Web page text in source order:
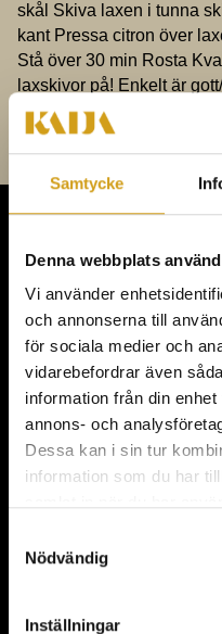
Samtycke
Denna webbplats
Vi använder
och annonserna till
för sociala medier och
vidarebefordrar även
information från din
annons- och
Dessa kan i sin tur
information som du har
Nödvändig
Inställningar
skål Skiva laxen i tunna
kant Pressa citron över
Stå över 30 min Rosta
laxskivor på! Enkelt är
MÖTEN &
Meny
KONFERENS
FEST & EVENT